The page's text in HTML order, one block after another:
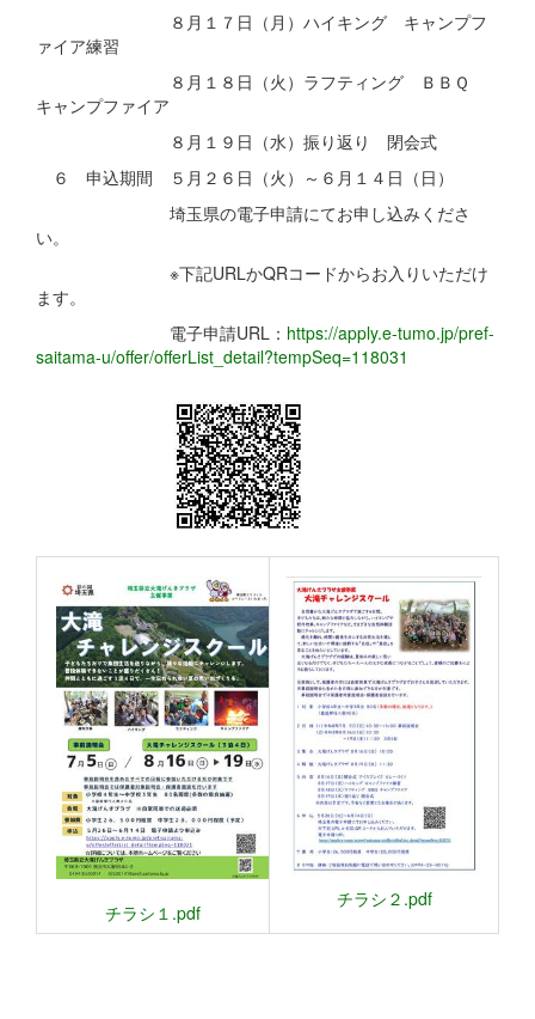
８月１７日（月）ハイキング キャンプフ
ァイア練習
８月１８日（火）ラフティング ＢＢＱ
キャンプファイア
８月１９日（水）振り返り 閉会式
６ 申込期間 ５月２６日（火）～６月１４日（日）
埼玉県の電子申請にてお申し込みくださ
い。
※下記URLかQRコードからお入りいただけ
ます。
電子申請URL： https://apply.e-tumo.jp/pref-
saitama-u/offer/offerList_detail?tempSeq=118031
チラシ１.pdf
チラシ２.pdf